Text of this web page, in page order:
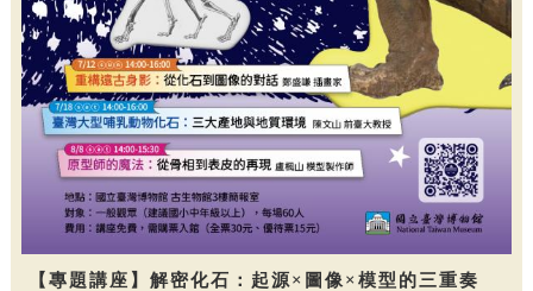
【專題講座】解密化石：起源×圖像×模型的三重奏